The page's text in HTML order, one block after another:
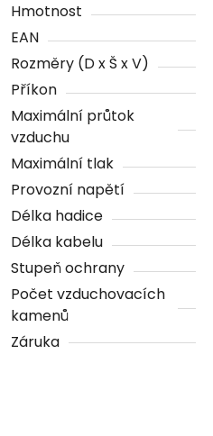
Hmotnost
EAN
Rozměry (D x Š x V)
Příkon
Maximální průtok
vzduchu
Maximální tlak
Provozní napětí
Délka hadice
Délka kabelu
Stupeň ochrany
Počet vzduchovacích
kamenů
Záruka